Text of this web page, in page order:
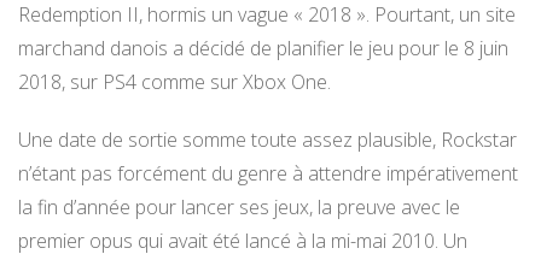
Redemption II, hormis un vague « 2018 ». Pourtant, un site
marchand danois a décidé de planifier le jeu pour le 8 juin
2018, sur PS4 comme sur Xbox One.
Une date de sortie somme toute assez plausible, Rockstar
n’étant pas forcément du genre à attendre impérativement
la fin d’année pour lancer ses jeux, la preuve avec le
premier opus qui avait été lancé à la mi-mai 2010. Un